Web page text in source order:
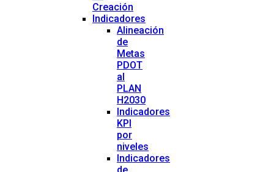
Creación
Indicadores
Alineación
de
Metas
PDOT
al
PLAN
H2030
Indicadores
KPI
por
niveles
Indicadores